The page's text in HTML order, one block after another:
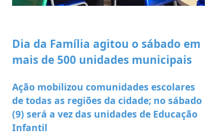
Dia da Família agitou o sábado em
mais de 500 unidades municipais
Ação mobilizou comunidades escolares
de todas as regiões da cidade; no sábado
(9) será a vez das unidades de Educação
Infantil